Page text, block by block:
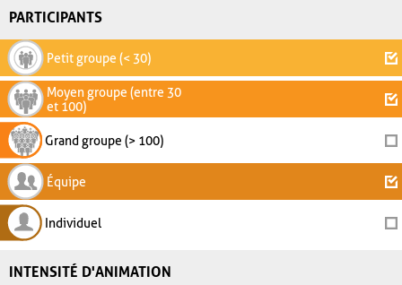
PARTICIPANTS
Petit groupe (< 30)
Moyen groupe (entre 30
et 100)
Grand groupe (> 100)
Équipe
Individuel
INTENSITÉ D'ANIMATION